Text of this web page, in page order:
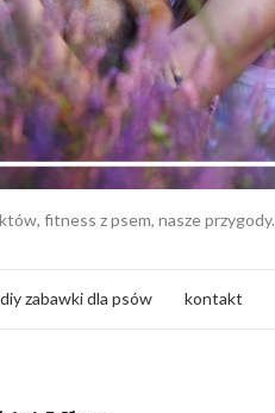
fitness z psem, nasze przygody.
diy zabawki dla psów kontakt